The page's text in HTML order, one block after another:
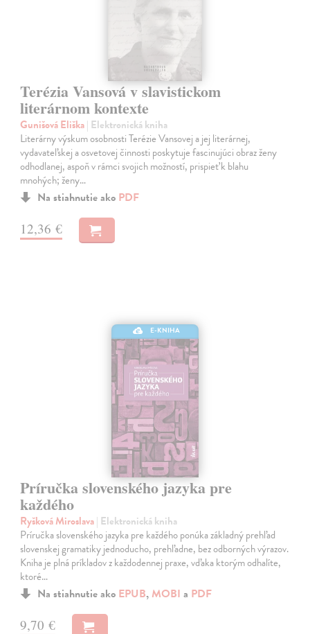
Terézia Vansová v slavistickom
literárnom kontexte
Gunišová Eliška| Elektronická kniha
Literárny výskum osobnosti Terézie Vansovej a jej literárnej,
vydavateľskej a osvetovej činnosti poskytuje fascinujúci obraz ženy
odhodlanej, aspoň v rámci svojich možností, prispieť k blahu
mnohých; ženy…
Na stiahnutie ako PDF
12,36 €
E-KNIHA
Príručka slovenského jazyka pre
každého
Ryšková Miroslava| Elektronická kniha
Príručka slovenského jazyka pre každého ponúka základný prehľad
slovenskej gramatiky jednoducho, prehľadne, bez odborných výrazov.
Kniha je plná príkladov z každodennej praxe, vďaka ktorým odhalíte,
ktoré…
Na stiahnutie ako EPUB, MOBI a PDF
9,70 €